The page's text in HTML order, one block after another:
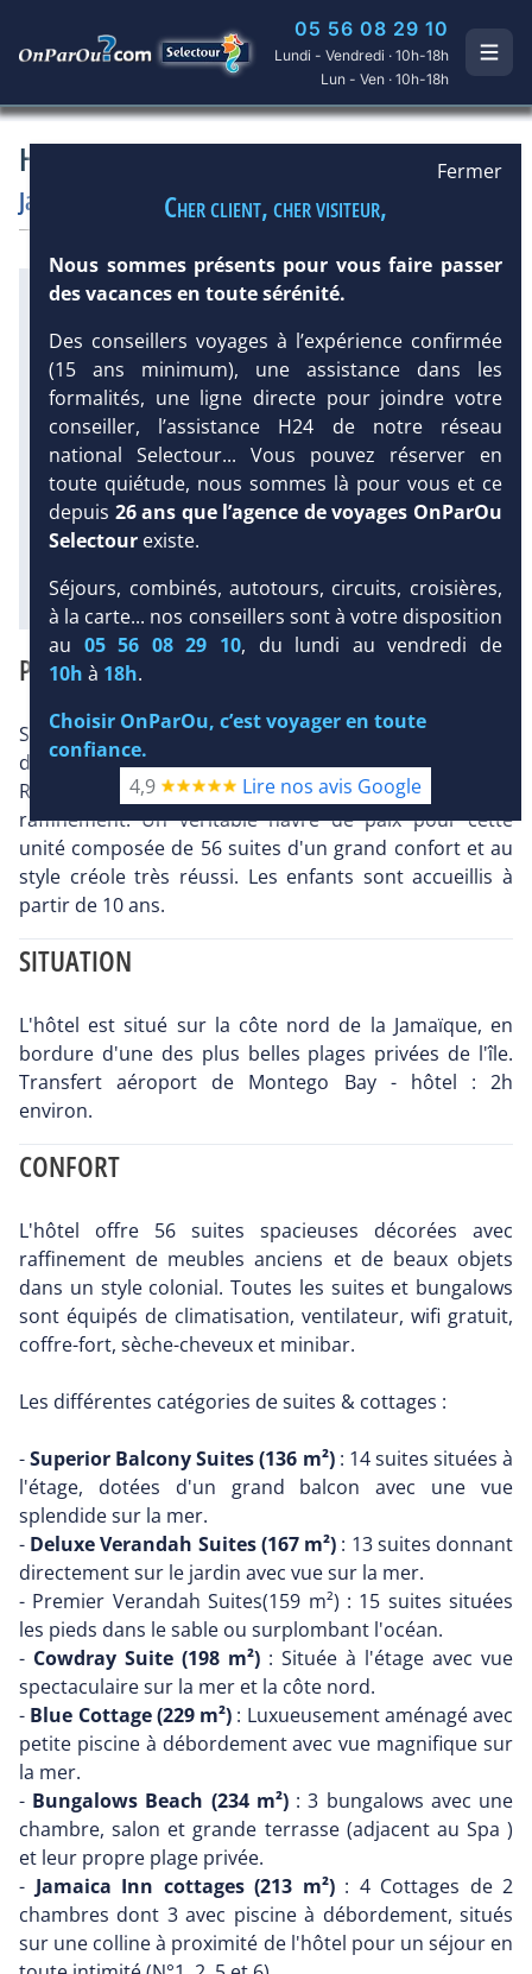
05 56 08 29 10
Lundi - Vendredi · 10h-18h
Lun - Ven · 10h-18h
Hôtel Jamaica Inn 5*
Jamaïque Ocho Rios
Infos météo :
Infos plages :
Dist.
Distance:
20 m
Long. Longueur:
160 m
Équipement :
56
Tx:21 % Tx :
18 %
Infos golfs :
dont le plus proche à 5 km de
l'hôtel
Diaporama
PRÉSENTATION
Situé sur la côte nord de la Jamaïque, en bordure
d'une magnifique plage privée dans la baie d'Ocho
Rios, cet hôtel allie avec merveille charme et
raffinement. Un véritable havre de paix pour cette
unité composée de 56 suites d'un grand confort et au
style créole très réussi. Les enfants sont accueillis à
partir de 10 ans.
SITUATION
L'hôtel est situé sur la côte nord de la Jamaïque, en
bordure d'une des plus belles plages privées de l'île.
Transfert aéroport de Montego Bay - hôtel : 2h
environ.
CONFORT
L'hôtel offre 56 suites spacieuses décorées avec
raffinement de meubles anciens et de beaux objets
dans un style colonial. Toutes les suites et bungalows
sont équipés de climatisation, ventilateur, wifi gratuit,
coffre-fort, sèche-cheveux et minibar.
Les différentes catégories de suites & cottages :
-Superior Balcony Suites (136 m²): 14 suites situées à
l'étage, dotées d'un grand balcon avec une vue
splendide sur la mer.
- Deluxe Verandah Suites (167 m²) : 13 suites donnant
directement sur le jardin avec vue sur la mer.
- Premier Verandah Suites(159 m²) : 15 suites situées
les pieds dans le sable ou surplombant l'océan.
- Cowdray Suite (198 m²) : Située à l'étage avec vue
spectaculaire sur la mer et la côte nord.
- Blue Cottage (229 m²) : Luxueusement aménagé avec
petite piscine à débordement avec vue magnifique sur
la mer.
- Bungalows Beach (234 m²): 3 bungalows avec une
chambre, salon et grande terrasse (adjacent au Spa )
et leur propre plage privée.
- Jamaica Inn cottages (213 m²): 4 Cottages de 2
chambres dont 3 avec piscine à débordement, situés
sur une colline à proximité de l'hôtel pour un séjour en
Fermer
Cher client, cher visiteur,
Nous sommes présents pour vous faire passer
des vacances en toute sérénité.
Des conseillers voyages à l’expérience confirmée
(15 ans minimum), une assistance dans les
formalités, une ligne directe pour joindre votre
conseiller, l’assistance H24 de notre réseau
national Selectour... Vous pouvez réserver en
toute quiétude, nous sommes là pour vous et ce
depuis 26 ans que l’agence de voyages OnParOu
Selectour existe.
Séjours, combinés, autotours, circuits, croisières,
à la carte... nos conseillers sont à votre disposition
au 05 56 08 29 10, du lundi au vendredi de
10h à 18h.
Choisir OnParOu, c’est voyager en toute
confiance.
4,9
Lire nos avis Google